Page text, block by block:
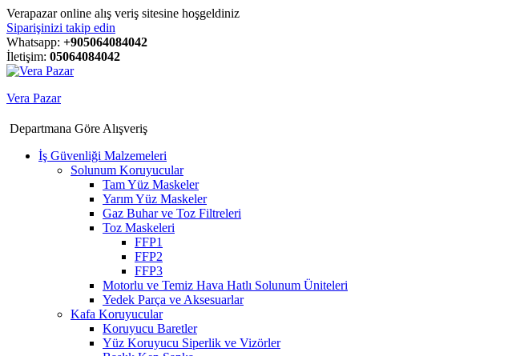
Verapazar online alış veriş sitesine hoşgeldiniz
Siparişinizi takip edin
Whatsapp: +905064084042
İletişim: 05064084042
Vera Pazar
Departmana Göre Alışveriş
İş Güvenliği Malzemeleri
Solunum Koruyucular
Tam Yüz Maskeler
Yarım Yüz Maskeler
Gaz Buhar ve Toz Filtreleri
Toz Maskeleri
FFP1
FFP2
FFP3
Motorlu ve Temiz Hava Hatlı Solunum Üniteleri
Yedek Parça ve Aksesuarlar
Kafa Koruyucular
Koruyucu Baretler
Yüz Koruyucu Siperlik ve Vizörler